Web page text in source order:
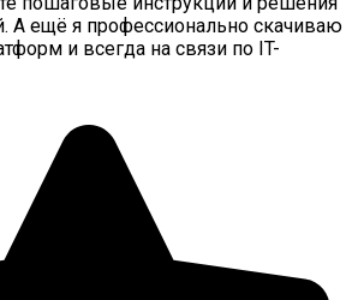
А ещё я профессионально скачиваю
и всегда на связи по IT-